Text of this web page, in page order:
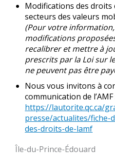
Modifications des
secteurs des valeurs
(Pour votre
modifications
recalibrer et mettre à
prescrits par la Loi sur
ne peuvent pas être
Nous vous invitons à
communication de l’AMF
https://lautorite.qc.ca/
presse/actualites/fiche-
des-droits-de-lamf
Île-du-Prince-Édouard